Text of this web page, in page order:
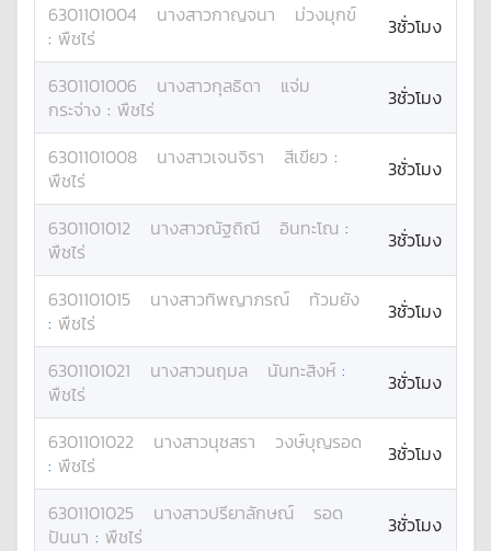
6301101004 นางสาวกาญจนา
ม่วงมุกข์
: พืชไร่ 3ชั่วโมง
6301101006 นางสาวกุลธิดา
แจ่ม
กระจ่าง : พืชไร่ 3ชั่วโมง
6301101008 นางสาวเจนจิรา สีเขียว :
พืชไร่
3ชั่วโมง
6301101012 นางสาวณัฐถิณี อินทะโณ :
พืชไร่
3ชั่วโมง
6301101015 นางสาวทิพญาภรณ์
ท้วมยัง
: พืชไร่ 3ชั่วโมง
6301101021 นางสาวนฤมล นันทะสิงห์ :
พืชไร่
3ชั่วโมง
6301101022 นางสาวนุชสรา
วงษ์บุญรอด
: พืชไร่ 3ชั่วโมง
6301101025 นางสาวปรียาลักษณ์
รอด
ปันนา : พืชไร่ 3ชั่วโมง